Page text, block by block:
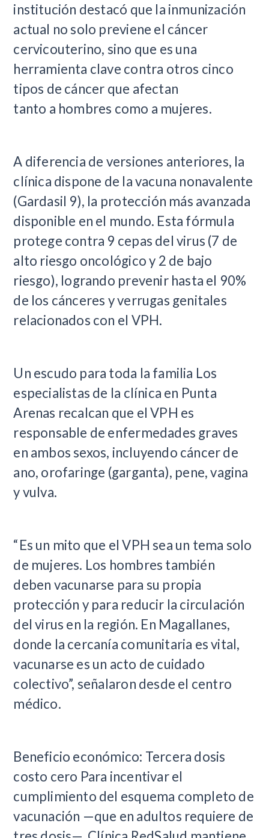
institución destacó que la inmunización
actual no solo previene el cáncer
cervicouterino, sino que es una
herramienta clave contra otros cinco
tipos de cáncer que afectan
tanto a hombres como a mujeres.
A diferencia de versiones anteriores, la
clínica dispone de la vacuna nonavalente
(Gardasil 9), la protección más avanzada
disponible en el mundo. Esta fórmula
protege contra 9 cepas del virus (7 de
alto riesgo oncológico y 2 de bajo
riesgo), logrando prevenir hasta el 90%
de los cánceres y verrugas genitales
relacionados con el VPH.
Un escudo para toda la familia Los
especialistas de la clínica en Punta
Arenas recalcan que el VPH es
responsable de enfermedades graves
en ambos sexos, incluyendo cáncer de
ano, orofaringe (garganta), pene, vagina
y vulva.
“Es un mito que el VPH sea un tema solo
de mujeres. Los hombres también
deben vacunarse para su propia
protección y para reducir la circulación
del virus en la región. En Magallanes,
donde la cercanía comunitaria es vital,
vacunarse es un acto de cuidado
colectivo”, señalaron desde el centro
médico.
Beneficio económico: Tercera dosis
costo cero Para incentivar el
cumplimiento del esquema completo de
vacunación —que en adultos requiere de